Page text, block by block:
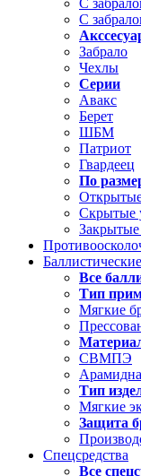
С
С
Забрало
Чехлы
Серии
Авакс
Берет
ШБМ
Патриот
Гвардеец
По
Скрытые
Все
Тип
Мягкие
СВМПЭ
Тип
Мягкие
Защита
Спецсредства
Все